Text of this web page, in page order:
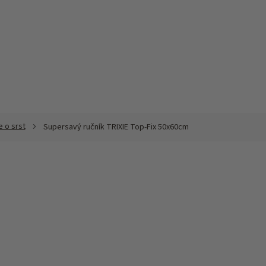
o srst Supersavý ručník TRIXIE Top-Fix 50x60cm